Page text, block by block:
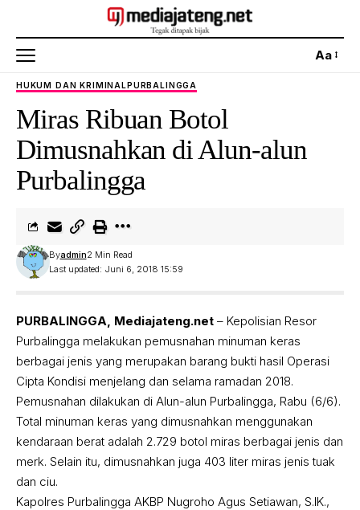
Aa
HUKUM DAN KRIMINALPURBALINGGA
Miras Ribuan Botol
Dimusnahkan di Alun-alun
Purbalingga
Last updated: Juni 6, 2018 15:59
Byadmin2 Min Read
PURBALINGGA, Mediajateng.net – Kepolisian Resor
Purbalingga melakukan pemusnahan minuman keras
berbagai jenis yang merupakan barang bukti hasil Operasi
Cipta Kondisi menjelang dan selama ramadan 2018.
Pemusnahan dilakukan di Alun-alun Purbalingga, Rabu (6/6).
Total minuman keras yang dimusnahkan menggunakan
kendaraan berat adalah 2.729 botol miras berbagai jenis dan
merk. Selain itu, dimusnahkan juga 403 liter miras jenis tuak
dan ciu.
Kapolres Purbalingga AKBP Nugroho Agus Setiawan, S.IK.,